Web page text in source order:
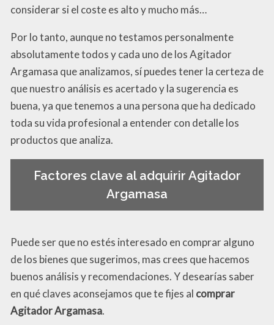
considerar si el coste es alto y mucho más…
Por lo tanto, aunque no testamos personalmente
absolutamente todos y cada uno de los Agitador
Argamasa que analizamos, sí puedes tener la certeza de
que nuestro análisis es acertado y la sugerencia es
buena, ya que tenemos a una persona que ha dedicado
toda su vida profesional a entender con detalle los
productos que analiza.
Factores clave al adquirir Agitador
Argamasa
Puede ser que no estés interesado en comprar alguno
de los bienes que sugerimos, mas crees que hacemos
buenos análisis y recomendaciones. Y desearías saber
en qué claves aconsejamos que te fijes al comprar
Agitador Argamasa.